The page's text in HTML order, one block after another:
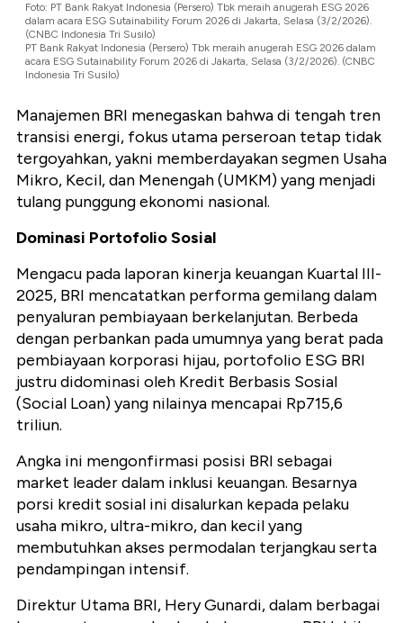
Foto: PT Bank Rakyat Indonesia (Persero) Tbk meraih anugerah ESG 2026
dalam acara ESG Sutainability Forum 2026 di Jakarta, Selasa (3/2/2026).
(CNBC Indonesia Tri Susilo)
PT Bank Rakyat Indonesia (Persero) Tbk meraih anugerah ESG 2026 dalam
acara ESG Sutainability Forum 2026 di Jakarta, Selasa (3/2/2026). (CNBC
Indonesia Tri Susilo)
Manajemen BRI menegaskan bahwa di tengah tren
transisi energi, fokus utama perseroan tetap tidak
tergoyahkan, yakni memberdayakan segmen Usaha
Mikro, Kecil, dan Menengah (UMKM) yang menjadi
tulang punggung ekonomi nasional.
Dominasi Portofolio Sosial
Mengacu pada laporan kinerja keuangan Kuartal III-
2025, BRI mencatatkan performa gemilang dalam
penyaluran pembiayaan berkelanjutan. Berbeda
dengan perbankan pada umumnya yang berat pada
pembiayaan korporasi hijau, portofolio ESG BRI
justru didominasi oleh Kredit Berbasis Sosial
(Social Loan) yang nilainya mencapai Rp715,6
triliun.
Angka ini mengonfirmasi posisi BRI sebagai
market leader dalam inklusi keuangan. Besarnya
porsi kredit sosial ini disalurkan kepada pelaku
usaha mikro, ultra-mikro, dan kecil yang
membutuhkan akses permodalan terjangkau serta
pendampingan intensif.
Direktur Utama BRI, Hery Gunardi, dalam berbagai